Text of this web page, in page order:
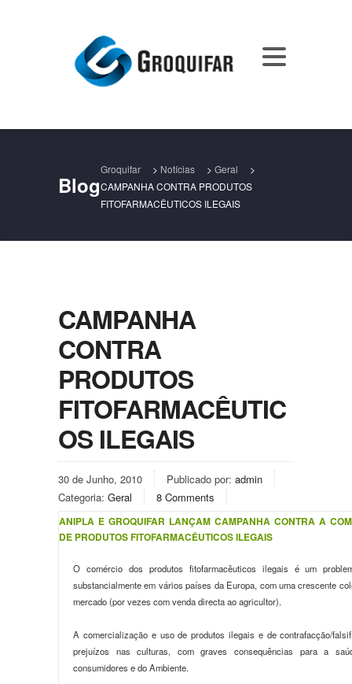
Blog
Groquifar > Notícias > Geral
>
CAMPANHA CONTRA PRODUTOS
FITOFARMACÊUTICOS ILEGAIS
CAMPANHA
CONTRA
PRODUTOS
FITOFARMACÊUTIC
OS ILEGAIS
30 de Junho, 2010 Publicado por: admin
Categoria: Geral 8 Comments
ANIPLA E GROQUIFAR LANÇAM CAMPANHA CONTRA A
DE PRODUTOS FITOFARMACÊUTICOS ILEGAIS
O comércio dos produtos fitofarmacêuticos ilegais é um
substancialmente em vários países da Europa, com uma crescente
mercado (por vezes com venda directa ao agricultor).
A comercialização e uso de produtos ilegais e de contrafacção/
prejuízos nas culturas, com graves consequências para a
consumidores e do Ambiente.